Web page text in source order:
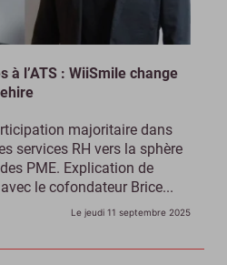
à l’ATS : WiiSmile change
majoritaire dans
services RH vers la sphère
PME. Explication de
le cofondateur Brice...
Le jeudi 11 septembre 2025